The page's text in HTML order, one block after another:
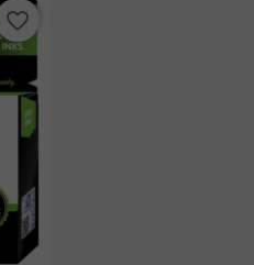
favorite_border